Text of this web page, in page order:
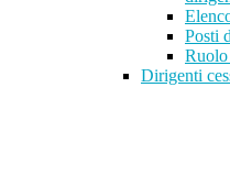
Posti
Dirigenti